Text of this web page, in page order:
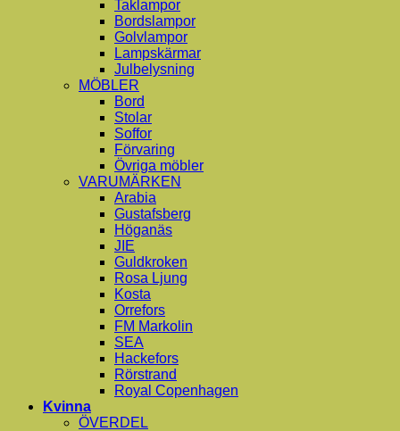
Taklampor
Bordslampor
Golvlampor
Lampskärmar
Julbelysning
MÖBLER
Bord
Stolar
Soffor
Förvaring
Övriga möbler
VARUMÄRKEN
Arabia
Gustafsberg
Höganäs
JIE
Guldkroken
Rosa Ljung
Kosta
Orrefors
FM Markolin
SEA
Hackefors
Rörstrand
Royal Copenhagen
Kvinna
ÖVERDEL